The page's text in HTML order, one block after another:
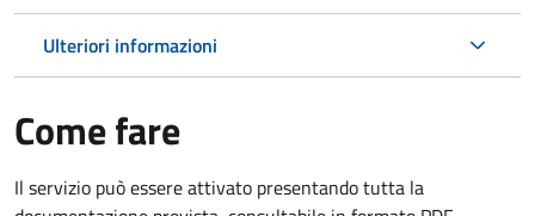
Ulteriori informazioni
Come fare
Il servizio può essere attivato presentando tutta la